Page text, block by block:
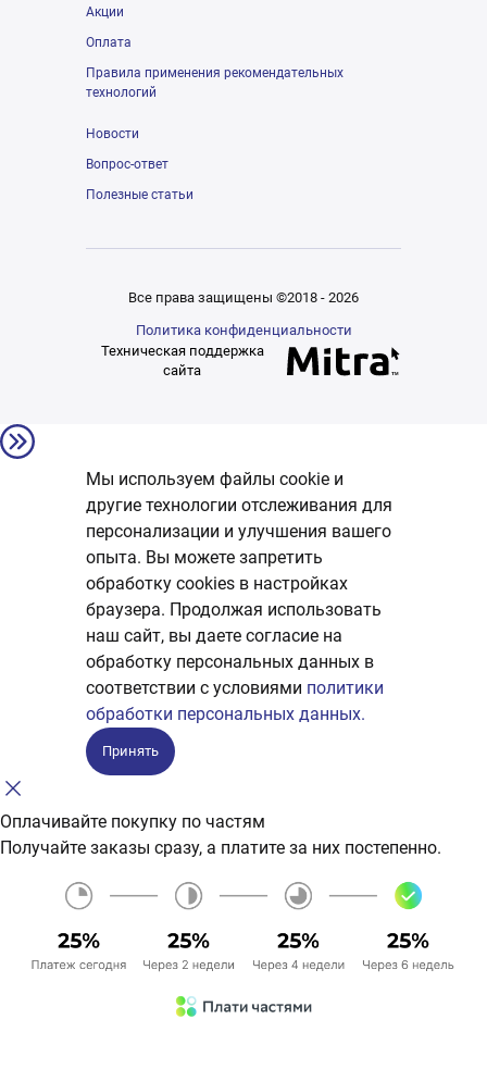
Акции
Оплата
Правила применения рекомендательных
технологий
Новости
Вопрос-ответ
Полезные статьи
Все права защищены ©2018 - 2026
Политика конфиденциальности
Техническая поддержка
сайта
Мы используем файлы cookie и
другие технологии отслеживания для
персонализации и улучшения вашего
опыта. Вы можете запретить
обработку сookies в настройках
браузера. Продолжая использовать
наш сайт, вы даете согласие на
обработку персональных данных в
соответствии с условиями политики
обработки персональных данных.
Принять
Оплачивайте покупку по частям
Получайте заказы сразу, а платите за них постепенно.